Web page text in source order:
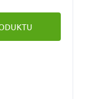
un
eļļu, kas
ādas
padara